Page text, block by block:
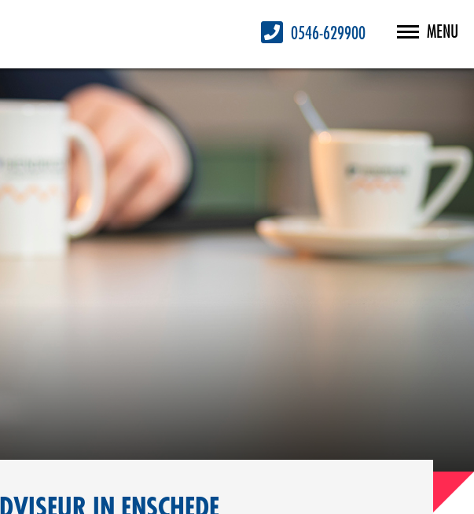
MENU
0546-629900
IN ENSCHEDE